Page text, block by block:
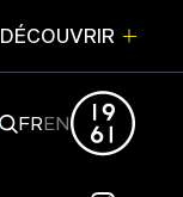
DÉCOUVRIR
FREN